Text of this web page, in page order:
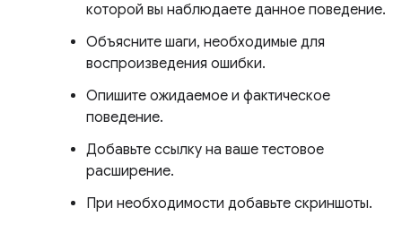
которой вы наблюдаете данное поведение.
Объясните шаги, необходимые для
воспроизведения ошибки.
Опишите ожидаемое и фактическое
поведение.
Добавьте ссылку на ваше тестовое
расширение.
При необходимости добавьте скриншоты.